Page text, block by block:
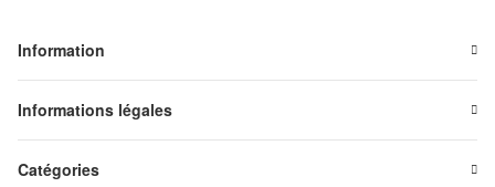
Information
Informations légales
Catégories